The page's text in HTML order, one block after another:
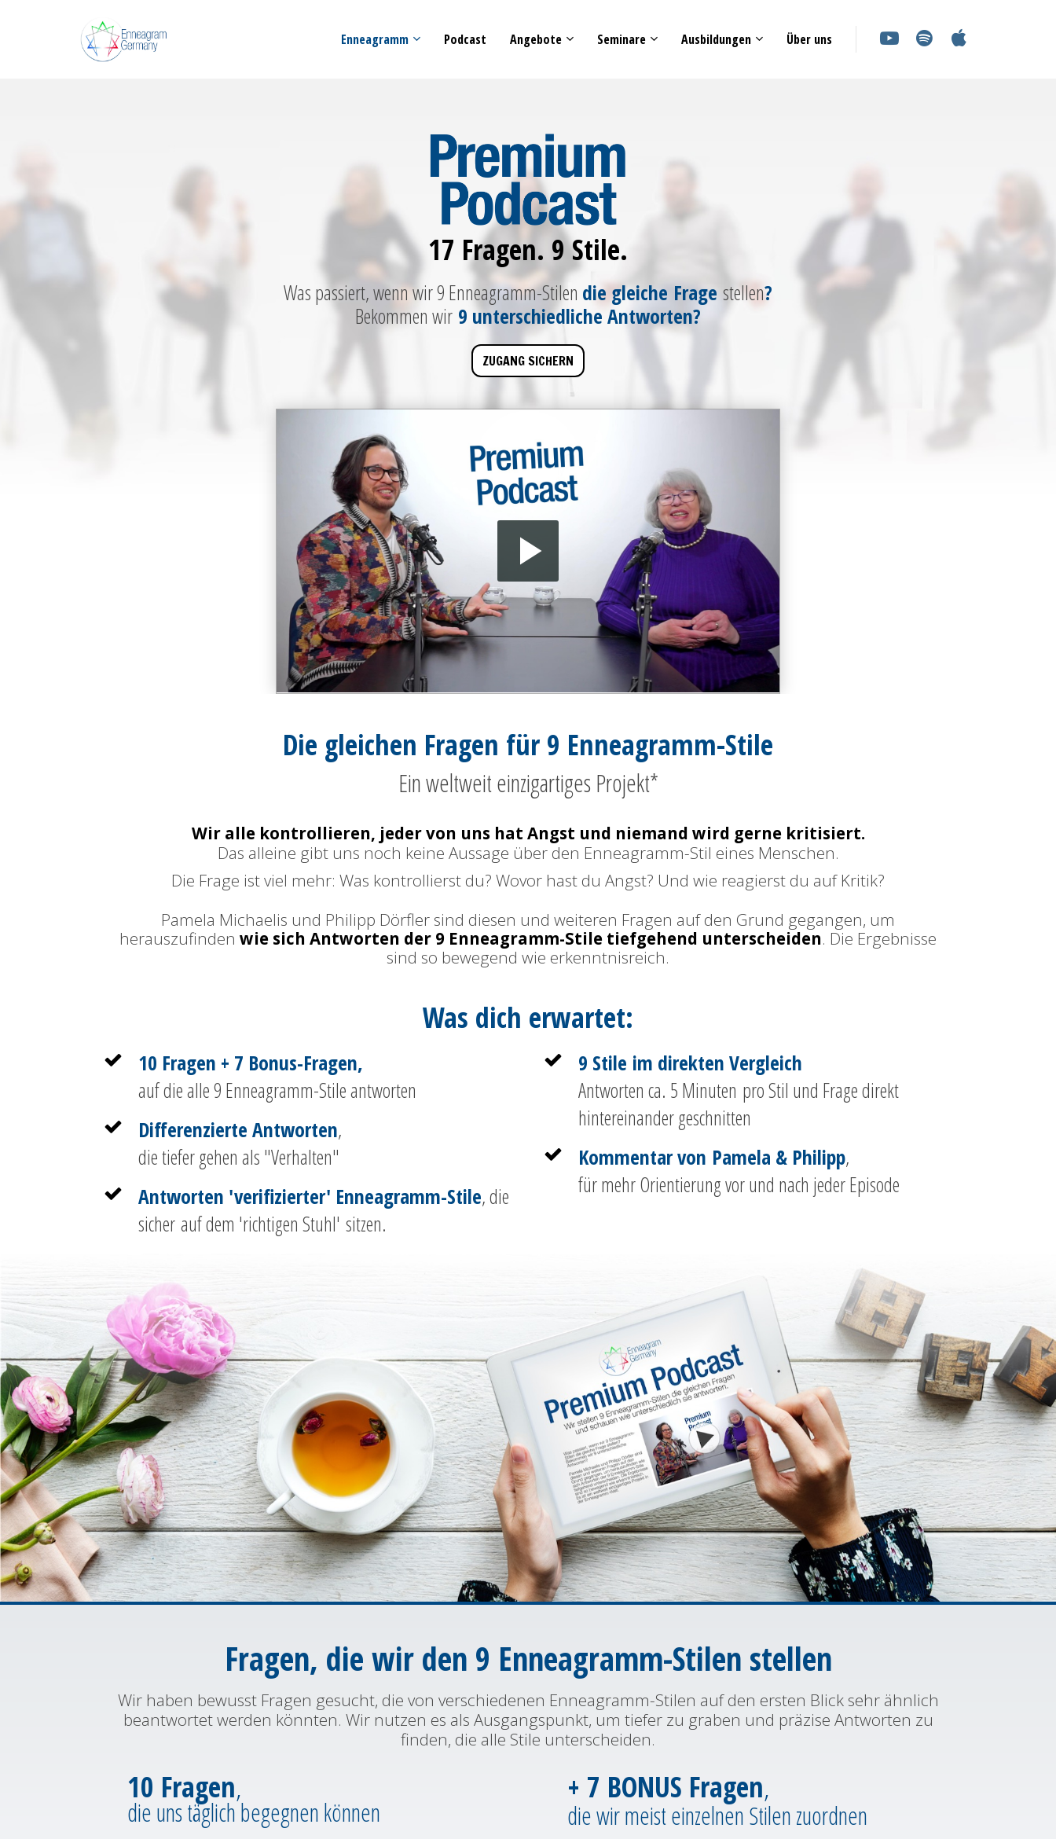
Enneagramm Podcast Angebote Seminare Ausbildungen Über uns
17 Fragen. 9 Stile.
Was passiert, wenn wir 9 Enneagramm-Stilen die gleiche Frage stellen?
Bekommen wir 9 unterschiedliche Antworten?
ZUGANG SICHERN
Die gleichen Fragen für 9 Enneagramm-Stile
Ein weltweit einzigartiges Projekt*
Wir alle kontrollieren, jeder von uns hat Angst und niemand wird gerne kritisiert.
Das alleine gibt uns noch keine Aussage über den Enneagramm-Stil eines Menschen.
Die Frage ist viel mehr: Was kontrollierst du? Wovor hast du Angst? Und wie reagierst du auf Kritik?
Pamela Michaelis und Philipp Dörfler sind diesen und weiteren Fragen auf den Grund gegangen, um
herauszufinden wie sich Antworten der 9 Enneagramm-Stile tiefgehend unterscheiden. Die Ergebnisse
sind so bewegend wie erkenntnisreich.
Was dich erwartet:
10 Fragen + 7 Bonus-Fragen,
auf die alle 9 Enneagramm-Stile antworten
Differenzierte Antworten,
die tiefer gehen als "Verhalten"
Antworten 'verifizierter' Enneagramm-Stile,die
sicher auf dem 'richtigen Stuhl' sitzen.
9 Stile im direkten Vergleich
Antworten ca. 5 Minuten pro Stil und Frage direkt
hintereinander geschnitten
Kommentar von Pamela & Philipp,
für mehr Orientierung vor und nach jeder Episode
Fragen, die wir den 9 Enneagramm-Stilen stellen
Wir haben bewusst Fragen gesucht, die von verschiedenen Enneagramm-Stilen auf den ersten Blick sehr ähnlich
beantwortet werden könnten. Wir nutzen es als Ausgangspunkt, um tiefer zu graben und präzise Antworten zu
finden, die alle Stile unterscheiden.
10 Fragen,
die uns täglich begegnen können
+ 7 BONUS Fragen,
die wir meist einzelnen Stilen zuordnen